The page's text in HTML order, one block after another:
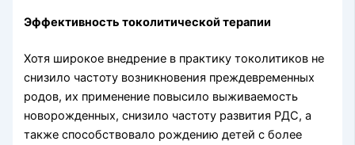
Эффективность токолитической терапии
Хотя широкое внедрение в практику токолитиков не
снизило частоту возникновения преждевременных
родов, их применение повысило выживаемость
новорожденных, снизило частоту развития РДС, а
также способствовало рождению детей с более